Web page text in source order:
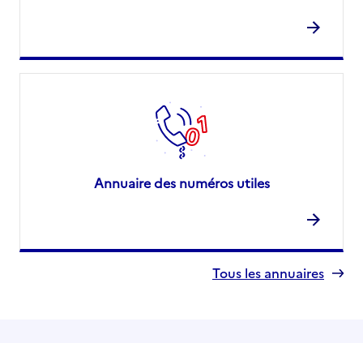
Annuaire des numéros utiles
Tous les annuaires